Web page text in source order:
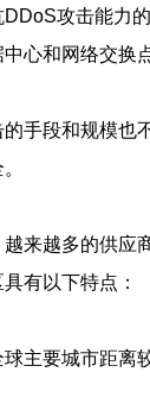
攻击能力
心和网络交换
手段和规模
来越多的供应
有以下特点：
主要城市距离